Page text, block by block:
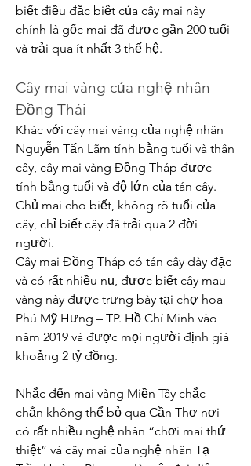
biết điều đặc biệt của cây mai này
chính là gốc mai đã được gần 200 tuổi
và trải qua ít nhất 3 thế hệ.
Cây mai vàng của nghệ nhân
Đồng Thái
Khác với cây mai vàng của nghệ nhân
Nguyễn Tấn Lãm tính bằng tuổi và thân
cây, cây mai vàng Đồng Tháp được
tính bằng tuổi và độ lớn của tán cây.
Chủ mai cho biết, không rõ tuổi của
cây, chỉ biết cây đã trải qua 2 đời
người.
Cây mai Đồng Tháp có tán cây dày đặc
và có rất nhiều nụ, được biết cây mau
vàng này được trưng bày tại chợ hoa
Phú Mỹ Hưng – TP. Hồ Chí Minh vào
năm 2019 và được mọi người định giá
khoảng 2 tỷ đồng.
Nhắc đến mai vàng Miền Tây chắc
chắn không thể bỏ qua Cần Thơ nơi
có rất nhiều nghệ nhân “chơi mai thứ
thiệt” và cây mai của nghệ nhân Tạ